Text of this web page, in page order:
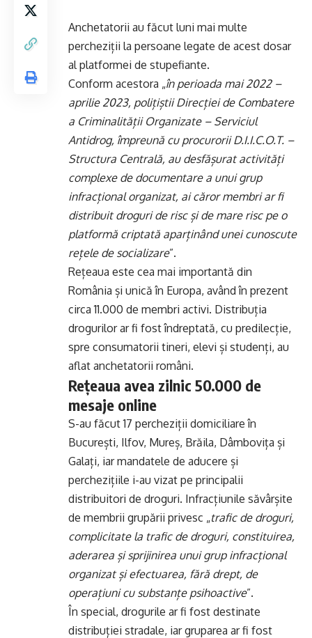
Anchetatorii au făcut luni mai multe
percheziții la persoane legate de acest dosar
al platformei de stupefiante.
Conform acestora „în perioada mai 2022 –
aprilie 2023, polițiștii Direcției de Combatere
a Criminalității Organizate – Serviciul
Antidrog, împreună cu procurorii D.I.I.C.O.T. –
Structura Centrală, au desfășurat activități
complexe de documentare a unui grup
infracțional organizat, ai căror membri ar fi
distribuit droguri de risc și de mare risc pe o
platformă criptată aparținând unei cunoscute
rețele de socializare”.
Rețeaua este cea mai importantă din
România și unică în Europa, având în prezent
circa 11.000 de membri activi. Distribuția
drogurilor ar fi fost îndreptată, cu predilecție,
spre consumatorii tineri, elevi și studenți, au
aflat anchetatorii români.
Rețeaua avea zilnic 50.000 de
mesaje online
S-au făcut 17 percheziții domiciliare în
București, Ilfov, Mureș, Brăila, Dâmbovița și
Galați, iar mandatele de aducere și
perchezițiile i-au vizat pe principalii
distribuitori de droguri. Infracțiunile săvârșite
de membrii grupării privesc „trafic de droguri,
complicitate la trafic de droguri, constituirea,
aderarea și sprijinirea unui grup infracțional
organizat și efectuarea, fără drept, de
operațiuni cu substanțe psihoactive”.
În special, drogurile ar fi fost destinate
distribuției stradale, iar gruparea ar fi fost